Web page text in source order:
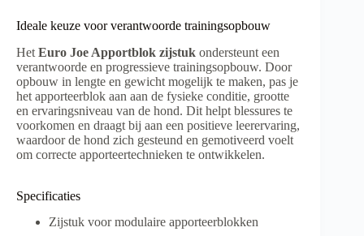
Ideale keuze voor verantwoorde trainingsopbouw
Het Euro Joe Apportblok zijstuk ondersteunt een
verantwoorde en progressieve trainingsopbouw. Door
opbouw in lengte en gewicht mogelijk te maken, pas je
het apporteerblok aan aan de fysieke conditie, grootte
en ervaringsniveau van de hond. Dit helpt blessures te
voorkomen en draagt bij aan een positieve leerervaring,
waardoor de hond zich gesteund en gemotiveerd voelt
om correcte apporteertechnieken te ontwikkelen.
Specificaties
Zijstuk voor modulaire apporteerblokken